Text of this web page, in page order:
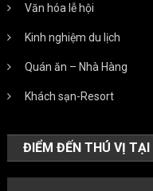
Văn hóa lễ hội
Kinh nghiệm du lịch
Quán ăn – Nhà Hàng
Khách sạn-Resort
ĐIỂM ĐẾN THÚ VỊ TẠI